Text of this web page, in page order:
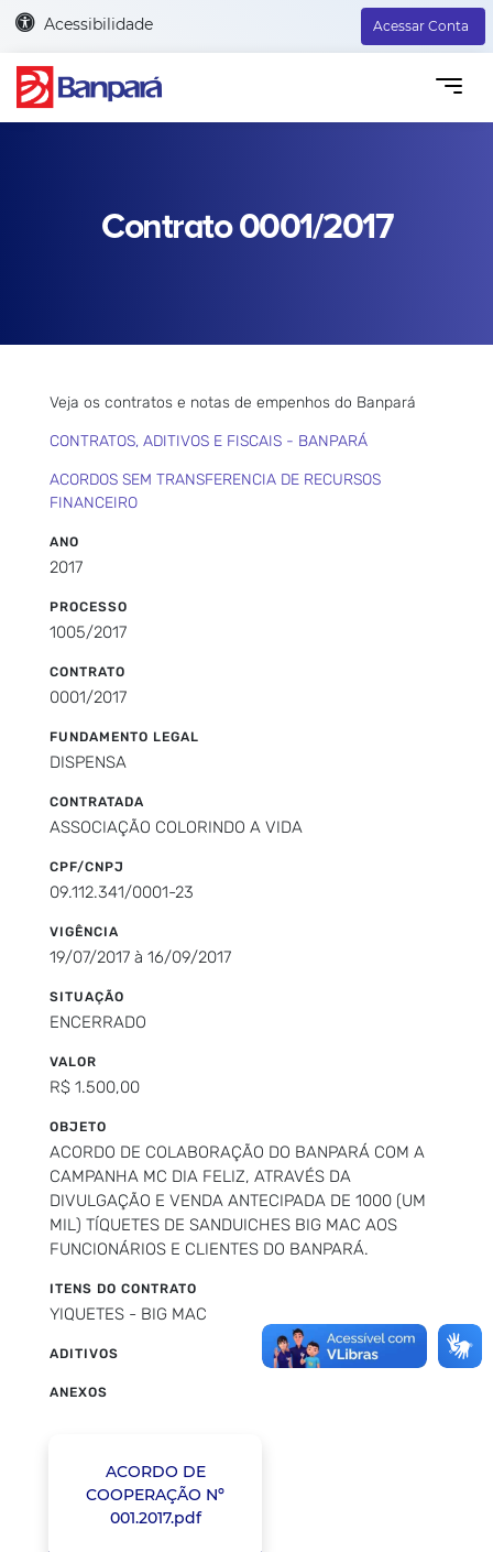
Acessibilidade Acessar Conta
Contrato 0001/2017
Veja os contratos e notas de empenhos do Banpará
CONTRATOS, ADITIVOS E FISCAIS - BANPARÁ
ACORDOS SEM TRANSFERENCIA DE RECURSOS
FINANCEIRO
ANO
2017
PROCESSO
1005/2017
CONTRATO
0001/2017
FUNDAMENTO LEGAL
DISPENSA
CONTRATADA
ASSOCIAÇÃO COLORINDO A VIDA
CPF/CNPJ
09.112.341/0001-23
VIGÊNCIA
19/07/2017 à 16/09/2017
SITUAÇÃO
ENCERRADO
VALOR
R$ 1.500,00
OBJETO
ACORDO DE COLABORAÇÃO DO BANPARÁ COM A
CAMPANHA MC DIA FELIZ, ATRAVÉS DA
DIVULGAÇÃO E VENDA ANTECIPADA DE 1000 (UM
MIL) TÍQUETES DE SANDUICHES BIG MAC AOS
FUNCIONÁRIOS E CLIENTES DO BANPARÁ.
ITENS DO CONTRATO
YIQUETES - BIG MAC
ADITIVOS
ANEXOS
ACORDO DE
COOPERAÇÃO Nº
001.2017.pdf